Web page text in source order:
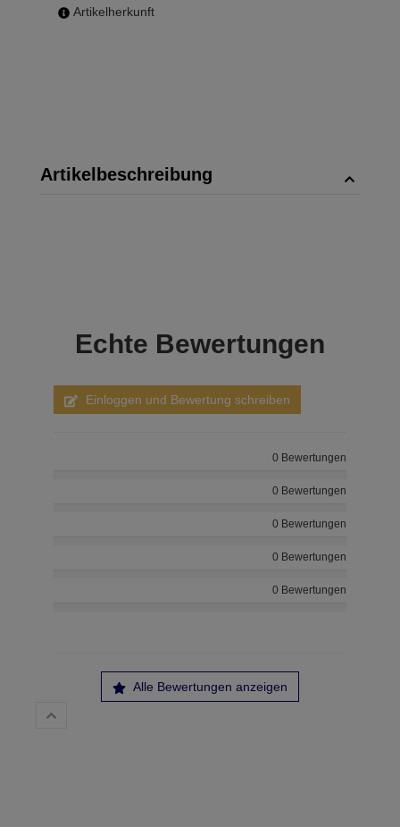
Artikelherkunft
Artikelbeschreibung
Echte Bewertungen
Einloggen und Bewertung schreiben
0 Bewertungen
0 Bewertungen
0 Bewertungen
0 Bewertungen
0 Bewertungen
Alle Bewertungen anzeigen